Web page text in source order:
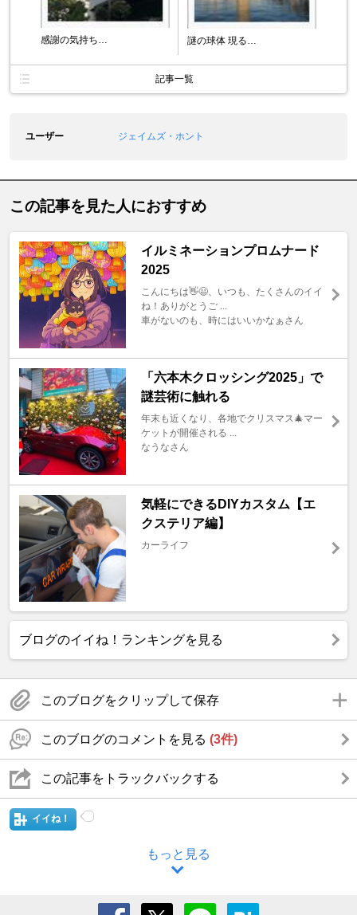
感謝の気持ち… 謎の球体 現る…
記事一覧
ユーザー ジェイムズ・ホント
この記事を見た人におすすめ
イルミネーションプロムナード
2025
こんにちは👋😃、いつも、たくさんのイイ
ね！ありがとうご ...
車がないのも、時にはいいかなぁさん
「六本木クロッシング2025」で
謎芸術に触れる
年末も近くなり、各地でクリスマス🎄マー
ケットが開催される ...
なうなさん
気軽にできるDIYカスタム【エ
クステリア編】
カーライフ
ブログのイイね！ランキングを見る
このブログをクリップして保存
このブログのコメントを見る (3件)
この記事をトラックバックする
イイね！
もっと見る